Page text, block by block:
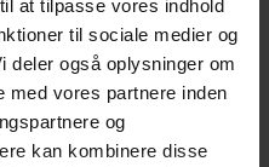
at tilpasse vores indhold
til sociale medier og
deler også oplysninger om
med vores partnere inden
og
kan kombinere disse